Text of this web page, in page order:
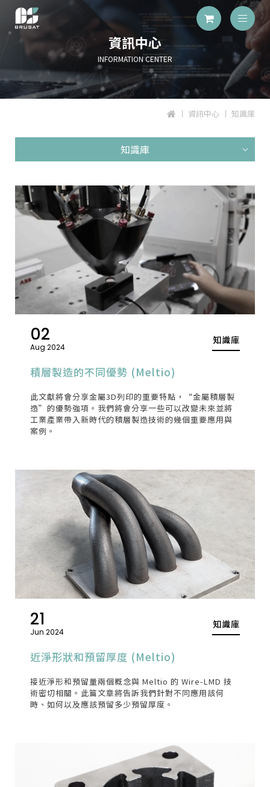
資訊中心
INFORMATION CENTER
資訊中心 知識庫
知識庫
02
Aug 2024
知識庫
積層製造的不同優勢 (Meltio)
此文獻將會分享金屬3D列印的重要特點，“金屬積層製
造”的優勢強項。我們將會分享一些可以改變未來並將
工業產業帶入新時代的積層製造技術的幾個重要應用與
案例。
21
Jun 2024
知識庫
近淨形狀和預留厚度 (Meltio)
接近淨形和預留量兩個概念與 Meltio 的 Wire-LMD 技
術密切相關。此篇文章將告訴我們針對不同應用該何
時、如何以及應該預留多少預留厚度。